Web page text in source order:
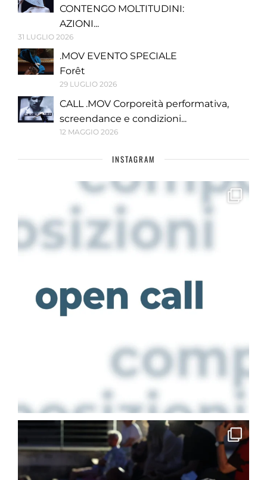
CONTENGO MOLTITUDINI:
AZIONI...
31 LUGLIO 2026
.MOV EVENTO SPECIALE
Forêt
29 LUGLIO 2026
CALL .MOV Corporeità performativa,
screendance e condizioni...
12 MAGGIO 2026
INSTAGRAM